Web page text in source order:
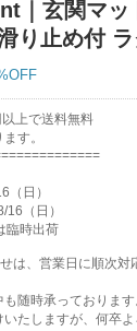
｜玄関マッ
り止め付
上で送料無料
す。
（日）
（日）
臨時出荷
は、営業日に順次対
随時承っております
たしますが、何卒